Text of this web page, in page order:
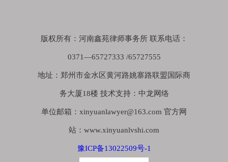
版权所有：河南鑫苑律师事务所 联系电话：
0371—65727333 /65727555
地址：郑州市金水区黄河路姚寨路联盟国际商
务大厦18楼 技术支持：中龙网络
单位邮箱：xinyuanlawyer@163.com 官方网
站：www.xinyuanlvshi.com
豫ICP备13022509号-1